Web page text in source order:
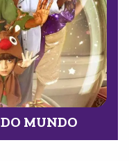
MUNDO